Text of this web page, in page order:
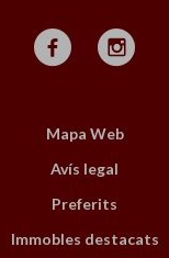
Mapa Web
Avís legal
Preferits
Immobles destacats